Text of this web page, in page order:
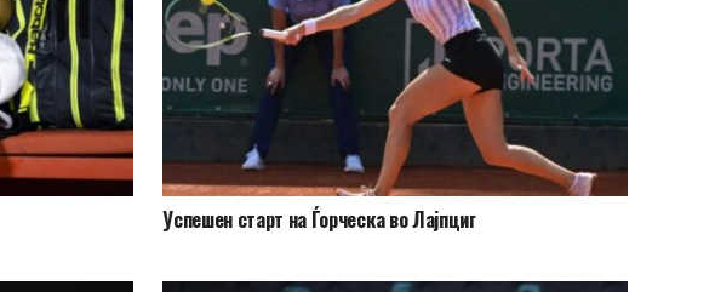
Успешен старт на Ѓорческа во Лајпциг